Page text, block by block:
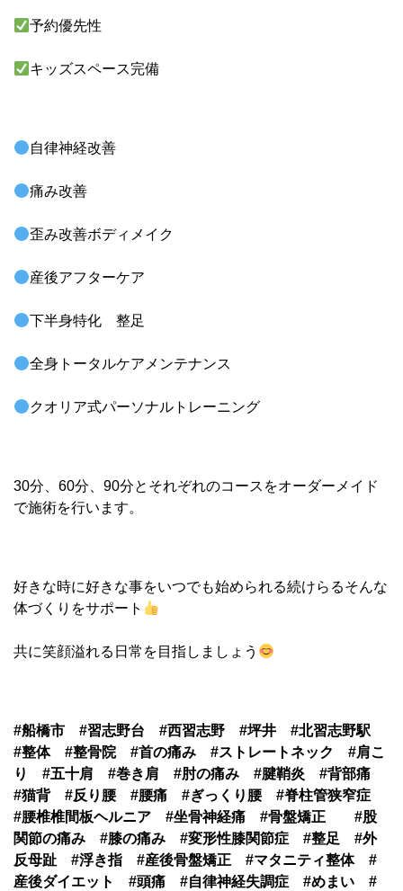
予約優先性
キッズスペース完備
自律神経改善
痛み改善
歪み改善ボディメイク
産後アフターケア
下半身特化 整足
全身トータルケアメンテナンス
クオリア式パーソナルトレーニング
30分、60分、90分とそれぞれのコースをオーダーメイド
で施術を行います。
好きな時に好きな事をいつでも始められる続けらるそんな
体づくりをサポート
共に笑顔溢れる日常を目指しましょう
#船橋市 #習志野台 #西習志野 #坪井 #北習志野駅
#整体 #整骨院 #首の痛み #ストレートネック #肩こ
り #五十肩 #巻き肩 #肘の痛み #腱鞘炎 #背部痛
#猫背 #反り腰 #腰痛 #ぎっくり腰 #脊柱管狭窄症
#腰椎椎間板ヘルニア #坐骨神経痛 #骨盤矯正 #股
関節の痛み #膝の痛み #変形性膝関節症 #整足 #外
反母趾 #浮き指 #産後骨盤矯正 #マタニティ整体 #
産後ダイエット #頭痛 #自律神経失調症 #めまい #